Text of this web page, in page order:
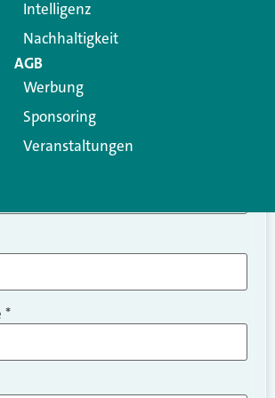
*
Intelligenz
Nachhaltigkeit
AGB
Werbung
Sponsoring
Veranstaltungen